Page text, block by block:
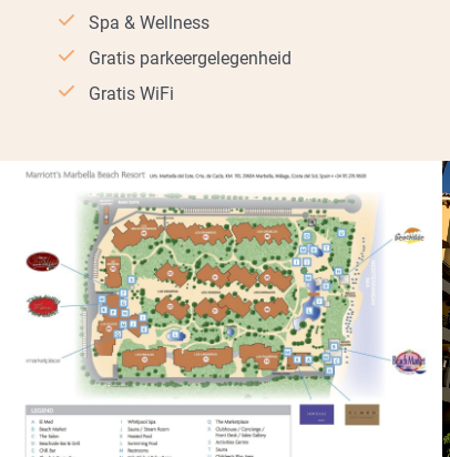
Spa & Wellness
Gratis parkeergelegenheid
Gratis WiFi